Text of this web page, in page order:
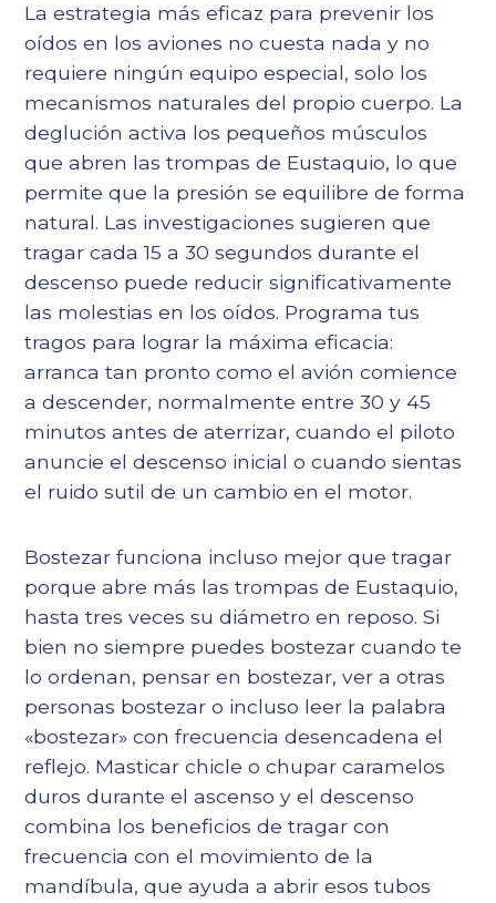
La estrategia más eficaz para prevenir los
oídos en los aviones no cuesta nada y no
requiere ningún equipo especial, solo los
mecanismos naturales del propio cuerpo. La
deglución activa los pequeños músculos
que abren las trompas de Eustaquio, lo que
permite que la presión se equilibre de forma
natural. Las investigaciones sugieren que
tragar cada 15 a 30 segundos durante el
descenso puede reducir significativamente
las molestias en los oídos. Programa tus
tragos para lograr la máxima eficacia:
arranca tan pronto como el avión comience
a descender, normalmente entre 30 y 45
minutos antes de aterrizar, cuando el piloto
anuncie el descenso inicial o cuando sientas
el ruido sutil de un cambio en el motor.
Bostezar funciona incluso mejor que tragar
porque abre más las trompas de Eustaquio,
hasta tres veces su diámetro en reposo. Si
bien no siempre puedes bostezar cuando te
lo ordenan, pensar en bostezar, ver a otras
personas bostezar o incluso leer la palabra
«bostezar» con frecuencia desencadena el
reflejo. Masticar chicle o chupar caramelos
duros durante el ascenso y el descenso
combina los beneficios de tragar con
frecuencia con el movimiento de la
mandíbula, que ayuda a abrir esos tubos